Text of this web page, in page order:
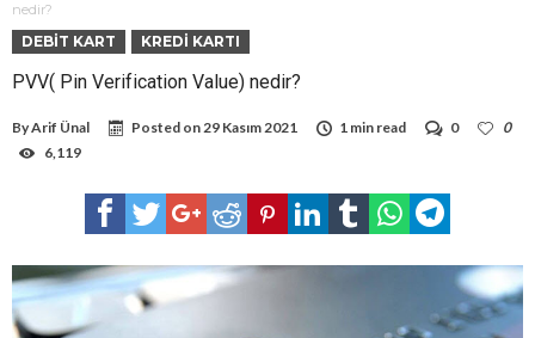
nedir?
DEBIT KART KREDI KARTI
PVV( Pin Verification Value) nedir?
ByArif Ünal Posted on29 Kasım 2021 1 min read 0
0
6,119